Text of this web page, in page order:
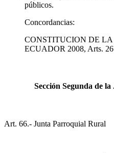
públicos.
Concordancias:
CONSTITUCION DE
ECUADOR 2008, Arts.
Sección Segunda de
Art. 66.- Junta Parroquial Rural